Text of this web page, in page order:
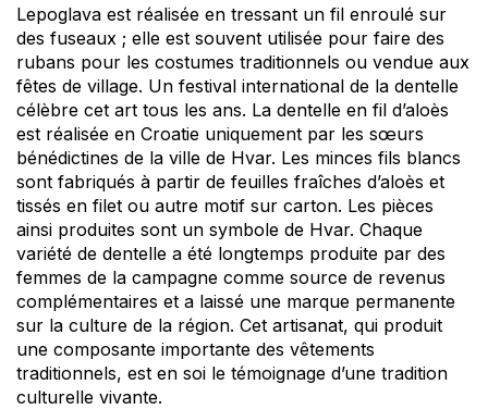
Lepoglava est réalisée en tressant un fil enroulé sur
des fuseaux ; elle est souvent utilisée pour faire des
rubans pour les costumes traditionnels ou vendue aux
fêtes de village. Un festival international de la dentelle
célèbre cet art tous les ans. La dentelle en fil d’aloès
est réalisée en Croatie uniquement par les sœurs
bénédictines de la ville de Hvar. Les minces fils blancs
sont fabriqués à partir de feuilles fraîches d’aloès et
tissés en filet ou autre motif sur carton. Les pièces
ainsi produites sont un symbole de Hvar. Chaque
variété de dentelle a été longtemps produite par des
femmes de la campagne comme source de revenus
complémentaires et a laissé une marque permanente
sur la culture de la région. Cet artisanat, qui produit
une composante importante des vêtements
traditionnels, est en soi le témoignage d’une tradition
culturelle vivante.